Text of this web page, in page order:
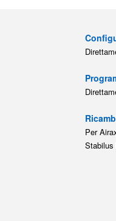
Per
Stabilus